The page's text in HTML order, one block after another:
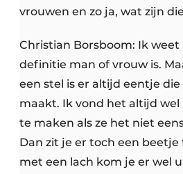
vrouwen en zo ja, wat zijn
Christian Borsboom: Ik
definitie man of vrouw is.
een stel is er altijd eentje die
maakt. Ik vond het altijd
te maken als ze het niet
Dan zit je er toch een beetje
met een lach kom je er wel